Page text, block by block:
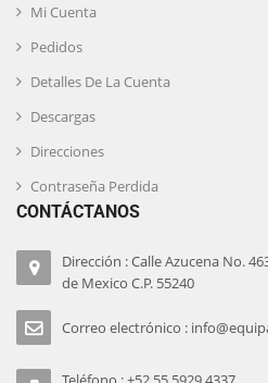
Mi Cuenta
Pedidos
Detalles De La Cuenta
Descargas
Direcciones
Contraseña Perdida
CONTÁCTANOS
Dirección : Calle Azucena No.
de Mexico C.P. 55240
Correo electrónico :